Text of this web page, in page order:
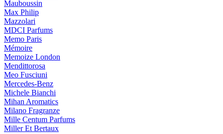
Mauboussin
Max Philip
Mazzolari
MDCI Parfums
Memo Paris
Mémoire
Memoize London
Mendittorosa
Meo Fusciuni
Mercedes-Benz
Michele Bianchi
Mihan Aromatics
Milano Fragranze
Mille Centum Parfums
Miller Et Bertaux